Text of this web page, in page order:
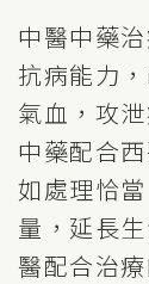
中醫中藥
抗病能力
氣血，攻
中藥配合
如處理恰
量，延長
醫配合治